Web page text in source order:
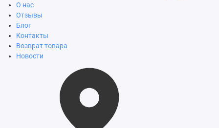
О нас
Отзывы
Блог
Контакты
Возврат товара
Новости